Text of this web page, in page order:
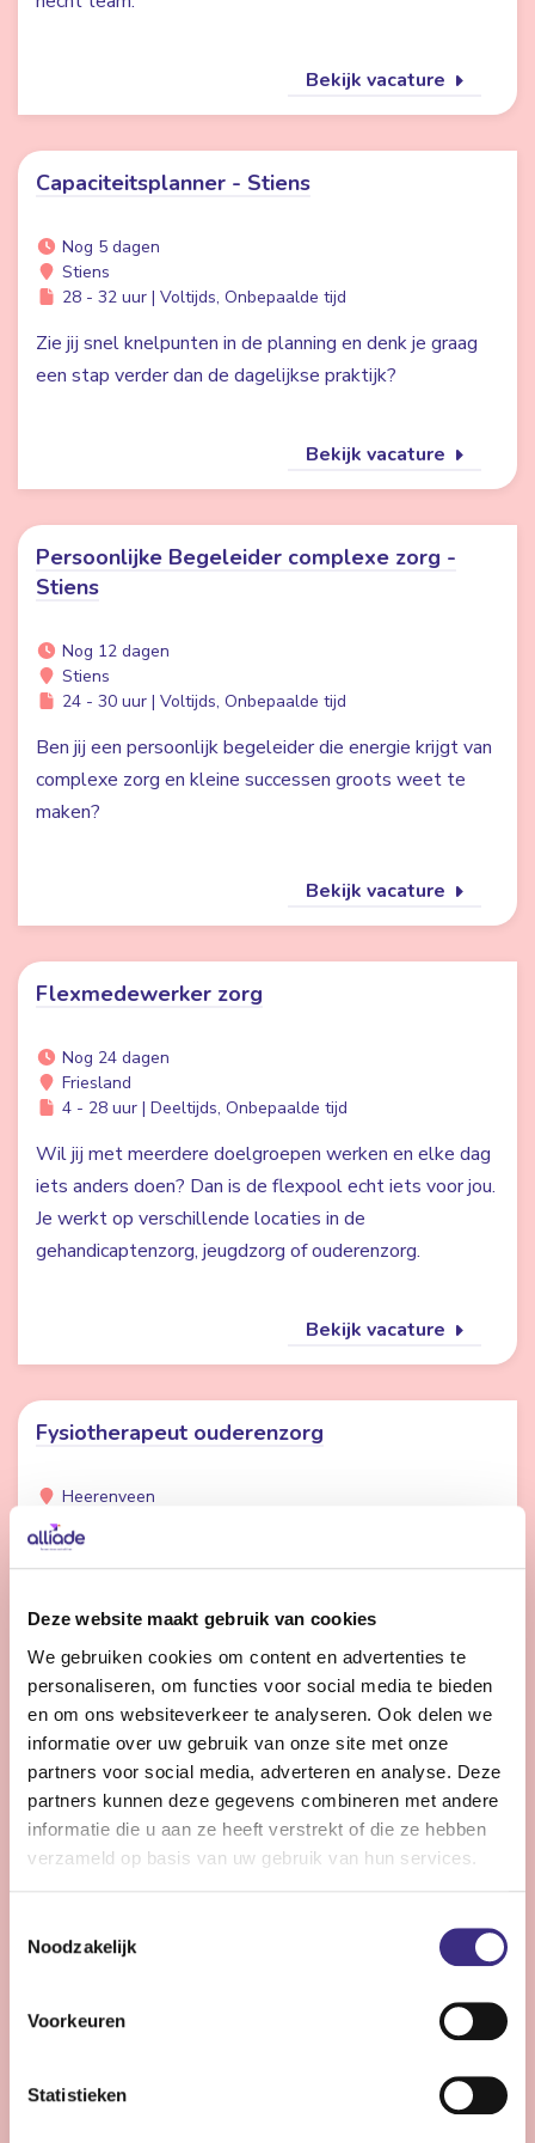
Deze website maakt gebruik van cookies
We gebruiken cookies om content en advertenties te
personaliseren, om functies voor social media te bieden
en om ons websiteverkeer te analyseren. Ook delen we
informatie over uw gebruik van onze site met onze
partners voor social media, adverteren en analyse. Deze
partners kunnen deze gegevens combineren met andere
informatie die u aan ze heeft verstrekt of die ze hebben
verzameld op basis van uw gebruik van hun services.
Noodzakelijk
Voorkeuren
Statistieken
Bekijk vacature
Capaciteitsplanner - Stiens
Nog 5 dagen
Stiens
28 - 32 uur | Voltijds, Onbepaalde tijd
Zie jij snel knelpunten in de planning en denk je graag
een stap verder dan de dagelijkse praktijk?
Bekijk vacature
Persoonlijke Begeleider complexe zorg -
Stiens
Nog 12 dagen
Stiens
24 - 30 uur | Voltijds, Onbepaalde tijd
Ben jij een persoonlijk begeleider die energie krijgt van
complexe zorg en kleine successen groots weet te
maken?
Bekijk vacature
Flexmedewerker zorg
Nog 24 dagen
Friesland
4 - 28 uur | Deeltijds, Onbepaalde tijd
Wil jij met meerdere doelgroepen werken en elke dag
iets anders doen? Dan is de flexpool echt iets voor jou.
Je werkt op verschillende locaties in de
gehandicaptenzorg, jeugdzorg of ouderenzorg.
Bekijk vacature
Fysiotherapeut ouderenzorg
Heerenveen
24 uur | Deeltijds, Bepaalde tijd
Werken bij Alliade betekent werken in een
helpt langer zelfstandig en comfortabel te leven.
Bekijk vacature
Coördinator zorg - Drachten
Wil jij met jouw ervaring het verschil maken voor onze
zorg te bieden? Dan is deze functie jou op het lijf